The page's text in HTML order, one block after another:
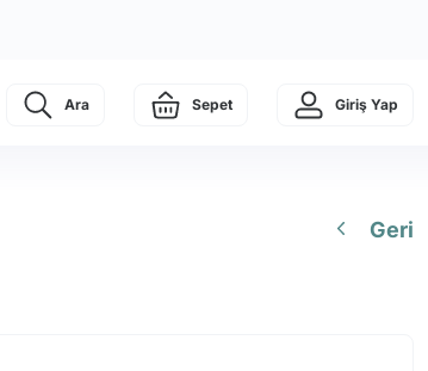
Ara Sepet Giriş Yap
Geri